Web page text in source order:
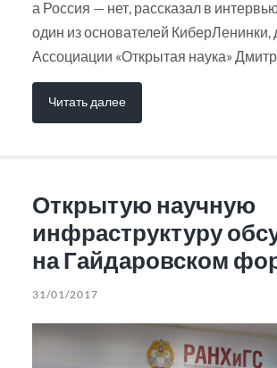
а Россия — нет, рассказал в
один из основателей КиберЛенинки,
Ассоциации «Открытая наука»
Читать далее
Открытую научную
инфраструктуру
на Гайдаровском
31/01/2017